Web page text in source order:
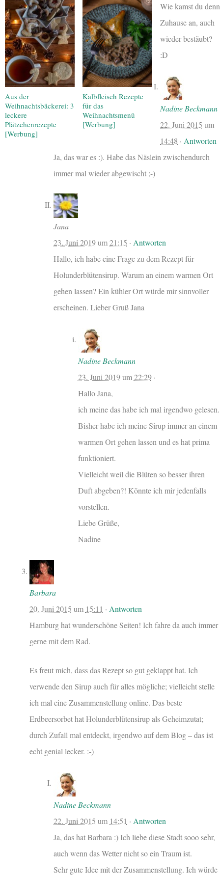
Aus der
Weihnachtsbäckerei: 3
leckere
Plätzchenrezepte
[Werbung]
Kalbfleisch Rezepte
für das
Weihnachtsmenü
[Werbung]
Wie kamst du denn
Zuhause an, auch
wieder bestäubt?
:D
Nadine Beckmann
22. Juni 2015 um
14:48 · Antworten
Ja, das war es :). Habe das Näslein zwischendurch
immer mal wieder abgewischt ;-)
Jana
23. Juni 2019um21:15 ·Antworten
Hallo, ich habe eine Frage zu dem Rezept für
Holunderblütensirup. Warum an einem warmen Ort
gehen lassen? Ein kühler Ort würde mir sinnvoller
erscheinen. Lieber Gruß Jana
Nadine Beckmann
23. Juni 2019um22:29·
Hallo Jana,
ich meine das habe ich mal irgendwo gelesen.
Bisher habe ich meine Sirup immer an einem
warmen Ort gehen lassen und es hat prima
funktioniert.
Vielleicht weil die Blüten so besser ihren
Duft abgeben?! Könnte ich mir jedenfalls
vorstellen.
Liebe Grüße,
Nadine
Barbara
20. Juni 2015 um 15:11 · Antworten
Hamburg hat wunderschöne Seiten! Ich fahre da auch immer
gerne mit dem Rad.
Es freut mich, dass das Rezept so gut geklappt hat. Ich
verwende den Sirup auch für alles mögliche; vielleicht stelle
ich mal eine Zusammenstellung online. Das beste
Erdbeersorbet hat Holunderblütensirup als Geheimzutat;
durch Zufall mal entdeckt, irgendwo auf dem Blog – das ist
echt genial lecker. :-)
Nadine Beckmann
22. Juni 2015 um 14:51 · Antworten
Ja, das hat Barbara :) Ich liebe diese Stadt sooo sehr,
auch wenn das Wetter nicht so ein Traum ist.
Sehr gute Idee mit der Zusammenstellung. Ich würde